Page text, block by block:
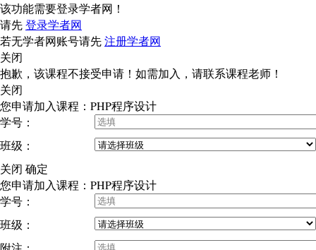
该功能需要登录学者网！
请先登录学者网
若无学者网账号请先注册学者网
关闭
抱歉，该课程不接受申请！如需加入，请联系课程老师！
关闭
您申请加入课程：PHP程序设计
学号：
班级：
关闭 确定
您申请加入课程：PHP程序设计
学号：
班级：